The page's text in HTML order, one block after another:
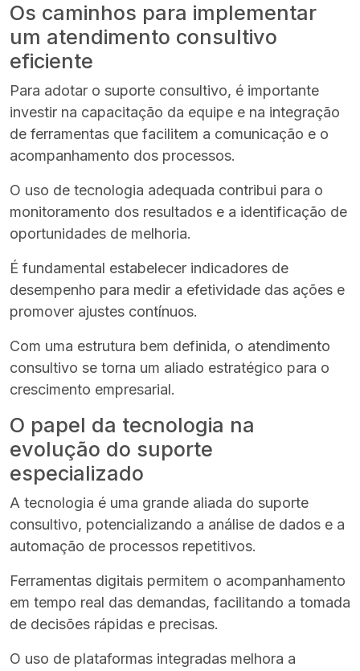
Os caminhos para implementar
um atendimento consultivo
eficiente
Para adotar o suporte consultivo, é importante
investir na capacitação da equipe e na integração
de ferramentas que facilitem a comunicação e o
acompanhamento dos processos.
O uso de tecnologia adequada contribui para o
monitoramento dos resultados e a identificação de
oportunidades de melhoria.
É fundamental estabelecer indicadores de
desempenho para medir a efetividade das ações e
promover ajustes contínuos.
Com uma estrutura bem definida, o atendimento
consultivo se torna um aliado estratégico para o
crescimento empresarial.
O papel da tecnologia na
evolução do suporte
especializado
A tecnologia é uma grande aliada do suporte
consultivo, potencializando a análise de dados e a
automação de processos repetitivos.
Ferramentas digitais permitem o acompanhamento
em tempo real das demandas, facilitando a tomada
de decisões rápidas e precisas.
O uso de plataformas integradas melhora a